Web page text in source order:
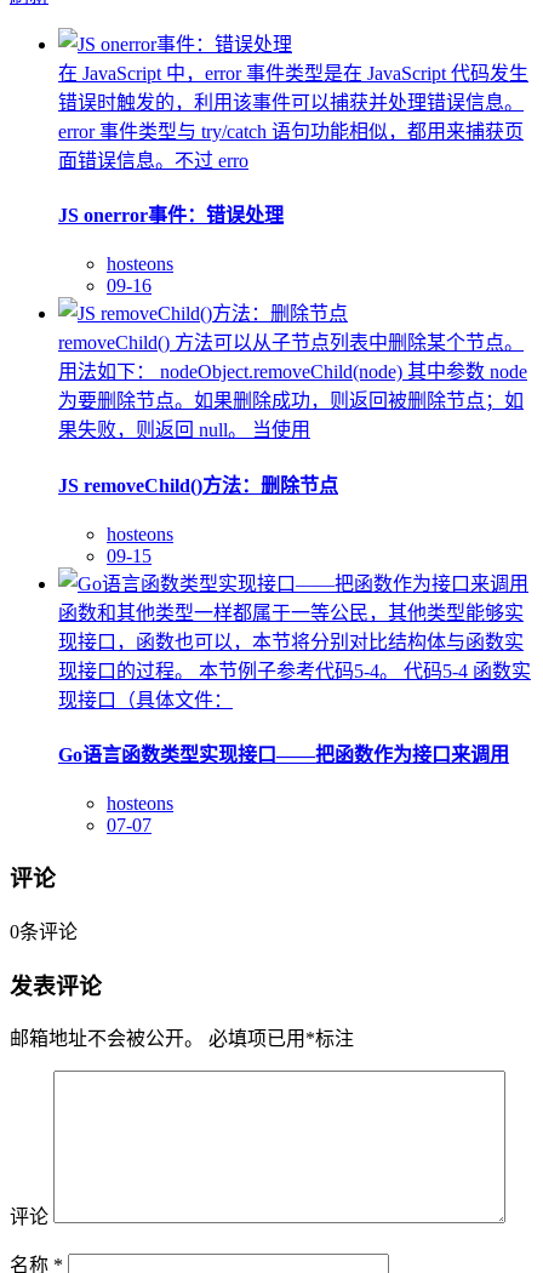
在 JavaScript 中，error 事件类型是在 JavaScript 代码发生
错误时触发的，利用该事件可以捕获并处理错误信息。
error 事件类型与 try/catch 语句功能相似，都用来捕获页
面错误信息。不过 erro
JS onerror事件：错误处理
hosteons
09-16
removeChild() 方法可以从子节点列表中删除某个节点。
用法如下： nodeObject.removeChild(node) 其中参数 node
为要删除节点。如果删除成功，则返回被删除节点；如
果失败，则返回 null。 当使用
JS removeChild()方法：删除节点
hosteons
09-15
函数和其他类型一样都属于一等公民，其他类型能够实
现接口，函数也可以，本节将分别对比结构体与函数实
现接口的过程。 本节例子参考代码5-4。 代码5-4 函数实
现接口（具体文件：
Go语言函数类型实现接口——把函数作为接口来调用
hosteons
07-07
评论
0条评论
发表评论
邮箱地址不会被公开。 必填项已用 *标注
评论
名称 *